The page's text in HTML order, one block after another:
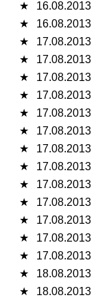
★
16.08.2013
★
16.08.2013
★
17.08.2013
★
17.08.2013
★
17.08.2013
★
17.08.2013
★
17.08.2013
★
17.08.2013
★
17.08.2013
★
17.08.2013
★
17.08.2013
★
17.08.2013
★
17.08.2013
★
17.08.2013
★
17.08.2013
★
18.08.2013
★
18.08.2013